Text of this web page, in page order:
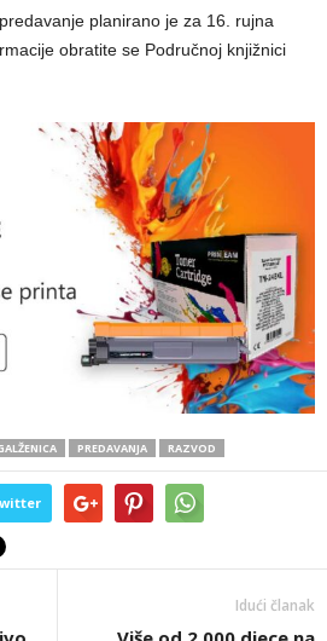
planirano je za 16. rujna
obratite se Područnoj knjižnici
PREDAVANJA RAZVOD
Idući članak